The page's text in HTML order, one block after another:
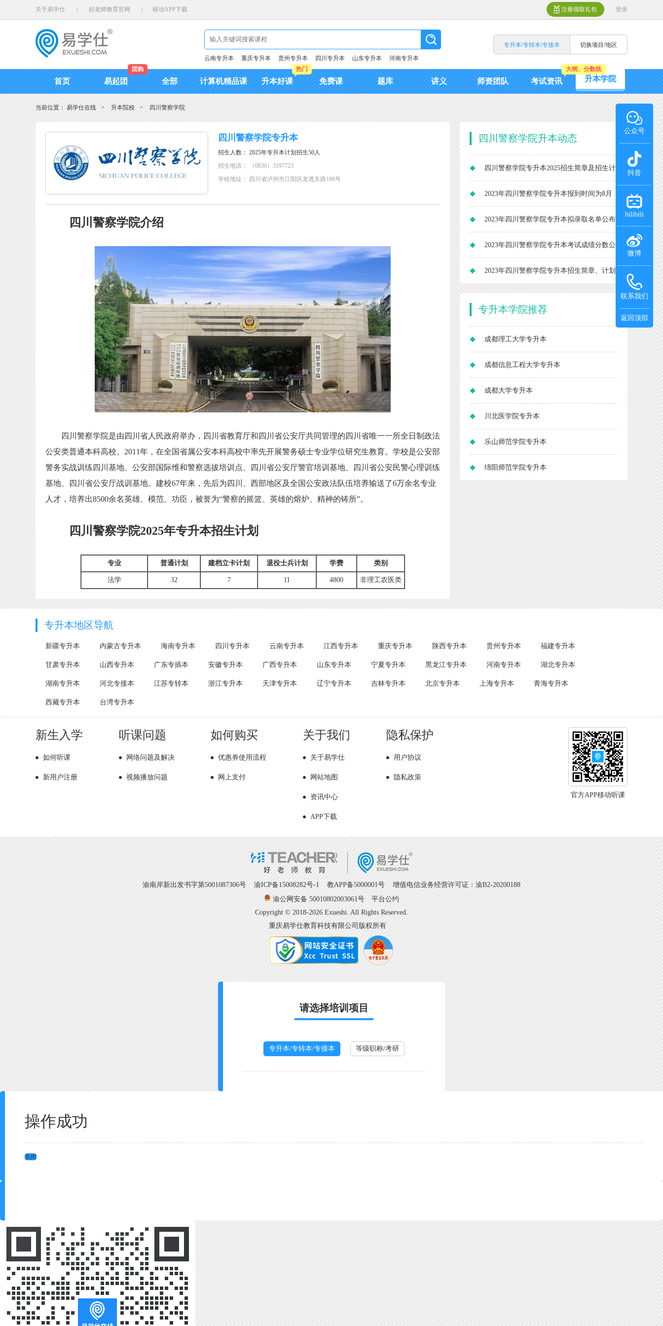
关于易学仕 好老师教育官网 移动APP下载 注册领取礼包 登录
云南专升本 重庆专升本 贵州专升本 四川专升本 山东专升本 河南专升本
专升本/专转本/专接本 切换项目/地区
首页 易起团
团购
全部 计算机精品课 升本好课
热门
免费课 题库 讲义 师资团队 考试资讯
大纲、分数线
升本学院
当前位置： 易学仕在线 > 升本院校 > 四川警察学院
四川警察学院专升本
招生人数： 2025年专升本计划招生50人
招生电话： （0830）3197723
学校地址： 四川省泸州市江阳区龙透关路186号
四川警察学院介绍
四川警察学院是由四川省人民政府举办，四川省教育厅和四川省公安厅共同管理的四川省唯一一所全日制政法
公安类普通本科高校。2011年，在全国省属公安本科高校中率先开展警务硕士专业学位研究生教育。学校是公安部
警务实战训练四川基地、公安部国际维和警察选拔培训点、四川省公安厅警官培训基地、四川省公安民警心理训练
基地、四川省公安厅战训基地。建校67年来，先后为四川、西部地区及全国公安政法队伍培养输送了6万余名专业
人才，培养出8500余名英雄、模范、功臣，被誉为“警察的摇篮、英雄的熔炉、精神的铸所”。
四川警察学院2025年专升本招生计划
专业 普通计划 建档立卡计划 退役士兵计划 学费 类别
法学 32 7 11 4800 非理工农医类
四川警察学院升本动态
四川警察学院专升本2025招生简章及招生计
划
2023年四川警察学院专升本报到时间为8月
29日！
2023年四川警察学院专升本拟录取名单公布
录取197人！
2023年四川警察学院专升本考试成绩分数公
布 308人报考！
2023年四川警察学院专升本招生简章、计划
专升本学院推荐
成都理工大学专升本
成都信息工程大学专升本
成都大学专升本
川北医学院专升本
乐山师范学院专升本
绵阳师范学院专升本
专升本地区导航
新疆专升本 内蒙古专升本 海南专升本 四川专升本 云南专升本 江西专升本 重庆专升本 陕西专升本 贵州专升本 福建专升本
甘肃专升本 山西专升本 广东专插本 安徽专升本 广西专升本 山东专升本 宁夏专升本 黑龙江专升本 河南专升本 湖北专升本
湖南专升本 河北专接本 江苏专转本 浙江专升本 天津专升本 辽宁专升本 吉林专升本 北京专升本 上海专升本 青海专升本
西藏专升本 台湾专升本
新生入学
如何听课
新用户注册
听课问题
网络问题及解决
视频播放问题
如何购买
优惠券使用流程
网上支付
关于我们
关于易学仕
网站地图
资讯中心
APP下载
隐私保护
用户协议
隐私政策
官方APP移动听课
渝南岸新出发书字第5001087306号 渝ICP备15008282号-1 教APP备5000001号 增值电信业务经营许可证：渝B2-20200188
渝公网安备 50010802003061号
平台公约
Copyright © 2018-2026 Exueshi. All Rights Reserved.
重庆易学仕教育科技有限公司版权所有
公众号
抖音
bilibili
微博
联系我们
返回顶部
请选择培训项目
专升本/专转本/专接本 等级职称/考研
操作成功
关闭